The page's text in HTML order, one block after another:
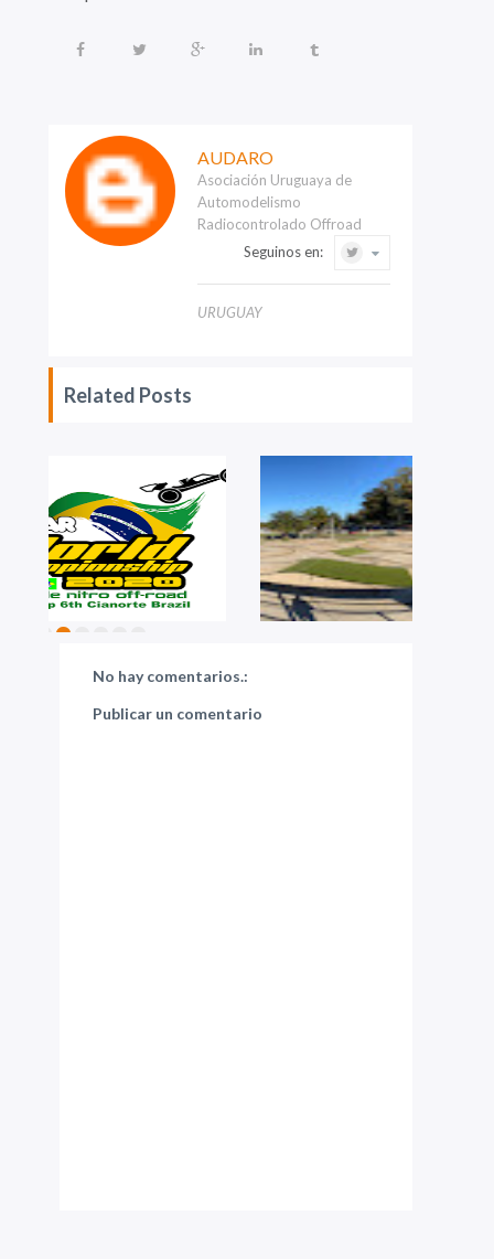
AUDARO
Asociación Uruguaya de
Automodelismo
Radiocontrolado Offroad
Seguinos en:
URUGUAY
Related Posts
No hay comentarios.:
Publicar un comentario